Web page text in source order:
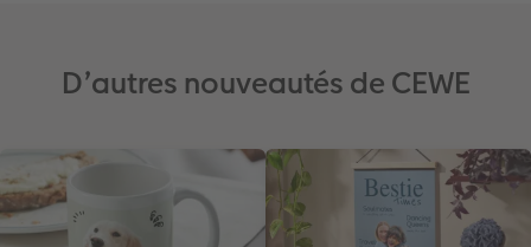
D’autres nouveautés de CEWE